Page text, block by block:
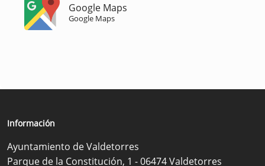
Google Maps
Google Maps
Información
Ayuntamiento de Valdetorres
Parque de la Constitución, 1 - 06474 Valdetorres